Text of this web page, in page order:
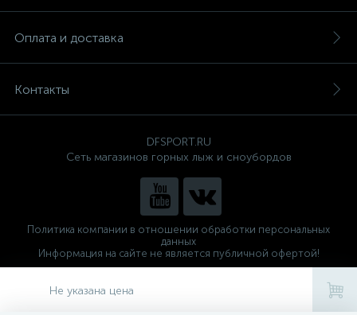
Не указана цена
Оплата и доставка
Контакты
DFSPORT.RU
Сеть магазинов горных лыж и сноубордов
Политика компании в отношении обработки персональных
данных
Информация на сайте не является публичной офертой!